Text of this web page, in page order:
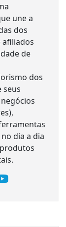
une a
dos
afiliados
de
dos
seus
dia a dia